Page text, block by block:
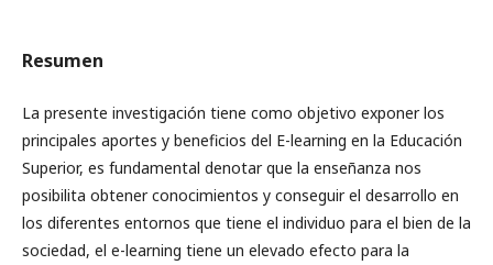
Resumen
La presente investigación tiene como objetivo exponer los
principales aportes y beneficios del E-learning en la Educación
Superior, es fundamental denotar que la enseñanza nos
posibilita obtener conocimientos y conseguir el desarrollo en
los diferentes entornos que tiene el individuo para el bien de la
sociedad, el e-learning tiene un elevado efecto para la